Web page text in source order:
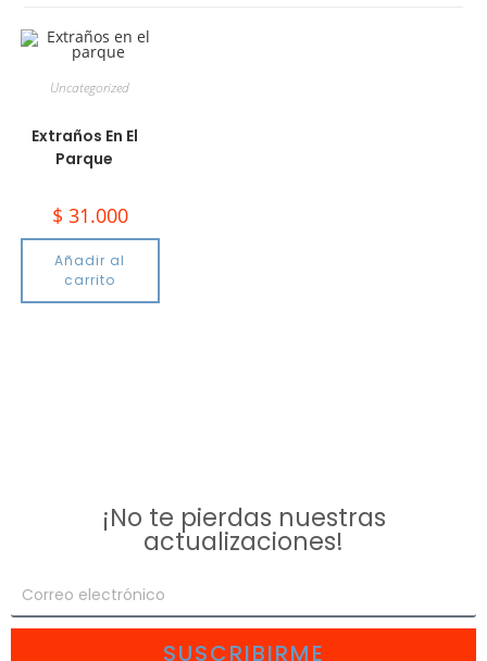
Uncategorized
Extraños En El
Parque
$ 31.000
Añadir al
carrito
¡No te pierdas nuestras
actualizaciones!
SUSCRIBIRME